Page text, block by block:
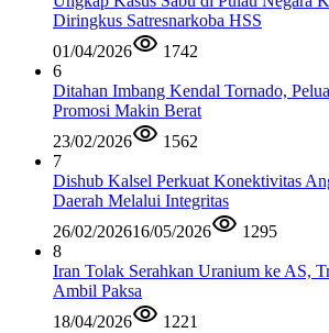
Diringkus Satresnarkoba HSS
01/04/2026
1742
6
Ditahan Imbang Kendal Tornado,
Promosi Makin Berat
23/02/2026
1562
7
Dishub Kalsel Perkuat Konektivitas
Daerah Melalui Integritas
26/02/202616/05/2026
1295
8
Iran Tolak Serahkan Uranium ke AS,
Ambil Paksa
18/04/2026
1221